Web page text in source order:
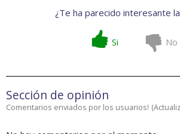
¿Te ha parecido interesante
Si No
Sección de opinión
Comentarios enviados por los usuarios! (